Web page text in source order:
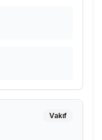
Vakıf